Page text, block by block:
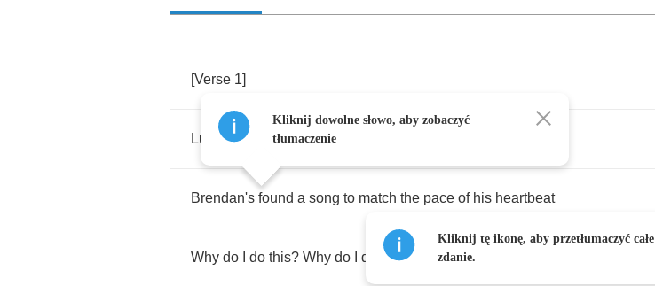
[Verse 1]
Lulu's doing haircuts though
Brendan's found a song to match the pace of his heartbeat
Why do do this? Why do do this at ?
Kliknij dowolne słowo, aby zobaczyć
tłumaczenie
Kliknij tę ikonę, aby przetłumaczyć całe
zdanie.